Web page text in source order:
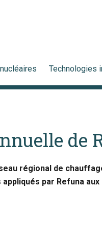
Technologies
de
régional de
par Refuna